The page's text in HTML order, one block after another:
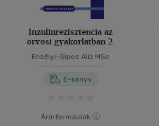
Inzulinrezisztencia az
orvosi gyakorlatban 2.
Erdélyi-Sipos Alíz MSc
E-könyv
Árinformációk